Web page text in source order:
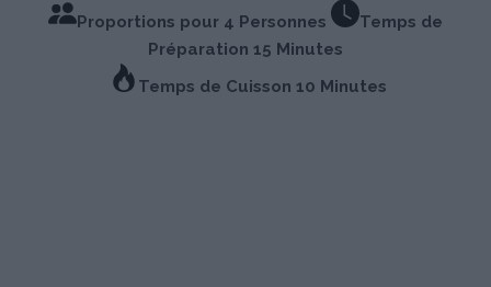
Proportions pour 4 Personnes
Temps de
Préparation 15 Minutes
Temps de Cuisson 10 Minutes